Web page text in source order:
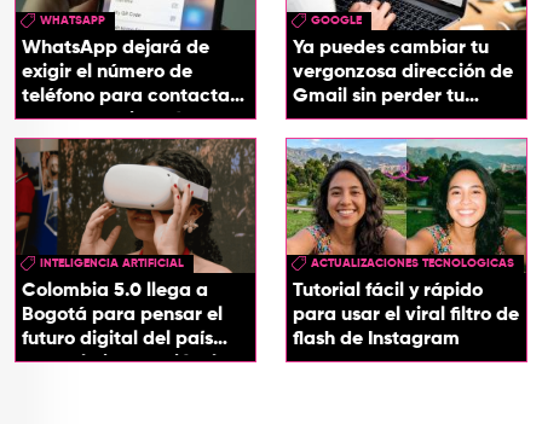
WHATSAPP
WhatsApp dejará de
exigir el número de
teléfono para contactar
a otro usuario: así
funcionará
GOOGLE
Ya puedes cambiar tu
vergonzosa dirección de
Gmail sin perder tu
cuenta
INTELIGENCIA ARTIFICIAL
Colombia 5.0 llega a
Bogotá para pensar el
futuro digital del país
desde la innovación, la
ACTUALIZACIONES TECNOLOGICAS
Tutorial fácil y rápido
para usar el viral filtro de
flash de Instagram